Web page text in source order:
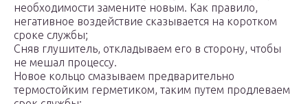
необходимости замените новым. Как правило,
негативное воздействие сказывается на коротком
сроке службы;
Сняв глушитель, откладываем его в сторону, чтобы
не мешал процессу.
Новое кольцо смазываем предварительно
термостойким герметиком, таким путем продлеваем